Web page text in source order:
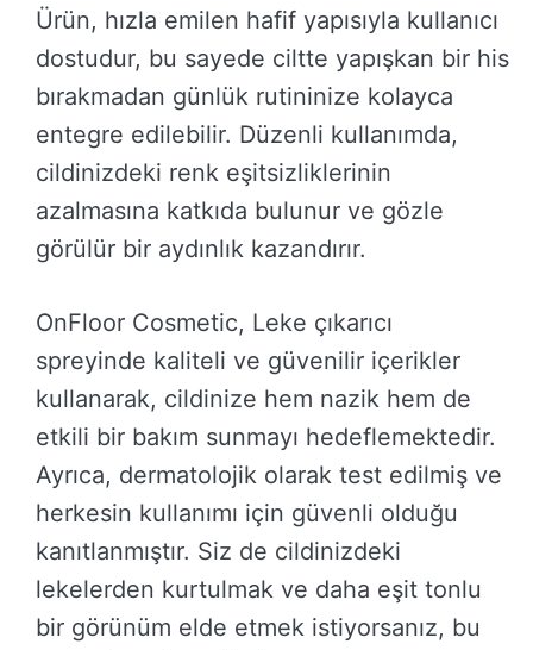
Ürün, hızla emilen hafif yapısıyla kullanıcı
dostudur, bu sayede ciltte yapışkan bir his
bırakmadan günlük rutininize kolayca
entegre edilebilir. Düzenli kullanımda,
cildinizdeki renk eşitsizliklerinin
azalmasına katkıda bulunur ve gözle
görülür bir aydınlık kazandırır.
OnFloor Cosmetic, Leke çıkarıcı
spreyinde kaliteli ve güvenilir içerikler
kullanarak, cildinize hem nazik hem de
etkili bir bakım sunmayı hedeflemektedir.
Ayrıca, dermatolojik olarak test edilmiş ve
herkesin kullanımı için güvenli olduğu
kanıtlanmıştır. Siz de cildinizdeki
lekelerden kurtulmak ve daha eşit tonlu
bir görünüm elde etmek istiyorsanız, bu